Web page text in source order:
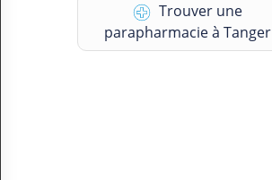
FR Français
Trouver une
parapharmacie à Tanger